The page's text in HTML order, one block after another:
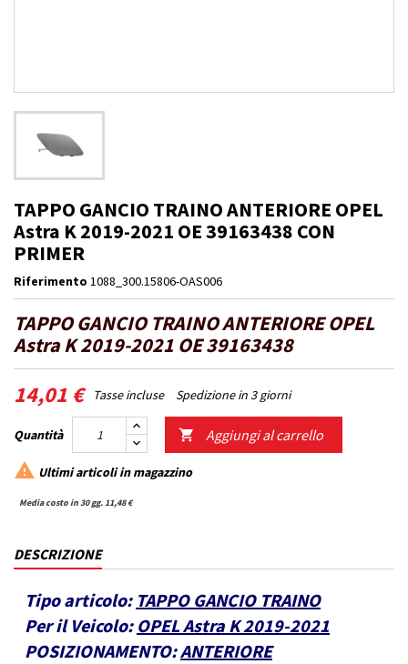
TAPPO GANCIO TRAINO ANTERIORE OPEL
Astra K 2019-2021 OE 39163438 CON
PRIMER
Riferimento 1088_300.15806-OAS006
TAPPO GANCIO TRAINO ANTERIORE OPEL
Astra K 2019-2021 OE 39163438
14,01 € Tasse incluse Spedizione in 3 giorni
Quantità  Aggiungi al carrello
 Ultimi articoli in magazzino
Media costo in 30 gg. 11,48 €
DESCRIZIONE
Tipo articolo: TAPPO GANCIO TRAINO
Per il Veicolo: OPEL Astra K 2019-2021
POSIZIONAMENTO:ANTERIORE